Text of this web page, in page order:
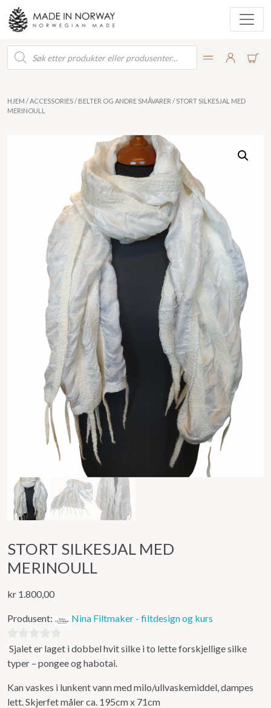
Products
search
HJEM /ACCESSORIES/ BELTER OG ANDRE SMÅVARER / STORT SILKESJAL MED
MERINOULL
STORT SILKESJAL MED
MERINOULL
kr 1.800,00
Produsent: Nina Filtmaker - filtdesign og kurs
0
ut
5
Sjalet er laget i dobbel hvit silke i to lette forskjellige silke
typer – pongee og habotai.
Kan vaskes i lunkent vann med milo/ullvaskemiddel, dampes
lett. Skjerfet måler ca. 195cm x 71cm